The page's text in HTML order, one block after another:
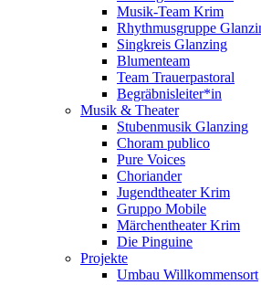
Musik-Team Krim
Rhythmusgruppe
Singkreis Glanzing
Blumenteam
Team Trauerpastoral
Begräbnisleiter*in
Musik & Theater
Stubenmusik Glanzing
Choram publico
Pure Voices
Choriander
Jugendtheater Krim
Gruppo Mobile
Märchentheater Krim
Die Pinguine
Projekte
Umbau Willkommensort